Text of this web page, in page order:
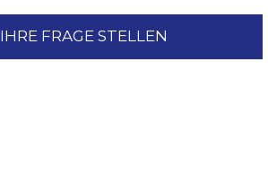
IHRE FRAGE STELLEN